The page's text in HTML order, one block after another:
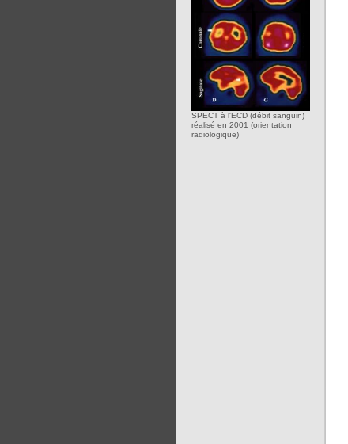
SPECT à l'ECD (débit sanguin)
réalisé en 2001 (orientation
radiologique)